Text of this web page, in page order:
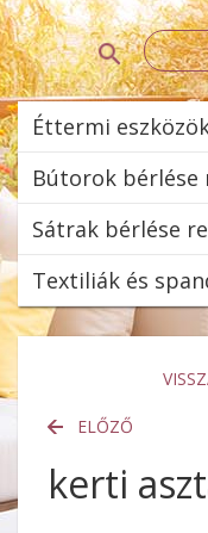
Éttermi
Bútorok bérlése
Sátrak bérlése
Textiliák és
ELŐZŐ
kerti